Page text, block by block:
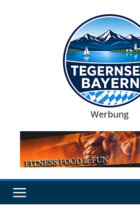
Werbung